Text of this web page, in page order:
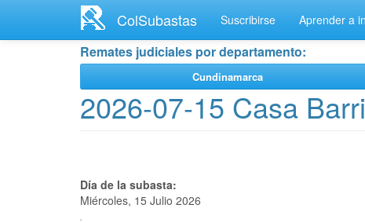
contenido
ColSubastas Suscribirse Aprender a
Remates judiciales por departamento:
Cundinamarca
2026-07-15 Casa
Día de la subasta:
Miércoles, 15 Julio 2026